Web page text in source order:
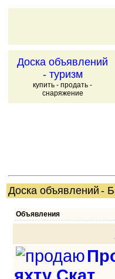
Доска объявлений
- туризм
купить - продать -
снаряжение
Доска объявлений -
Объявления